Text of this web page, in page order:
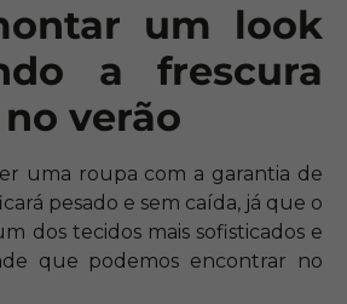
um look
a frescura
verão
uma roupa com a garantia de
pesado e sem caída, já que o
dos tecidos mais sofisticados e
que podemos encontrar no